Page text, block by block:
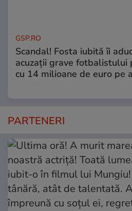
GSP.RO
Scandal! Fosta iubită îi
acuzații grave fotbalistului
cu 14 milioane de euro pe
PARTENERI